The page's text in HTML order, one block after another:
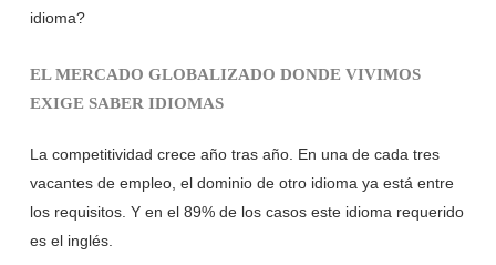
idioma?
EL MERCADO GLOBALIZADO DONDE VIVIMOS
EXIGE SABER IDIOMAS
La competitividad crece año tras año. En una de cada tres
vacantes de empleo, el dominio de otro idioma ya está entre
los requisitos. Y en el 89% de los casos este idioma requerido
es el inglés.